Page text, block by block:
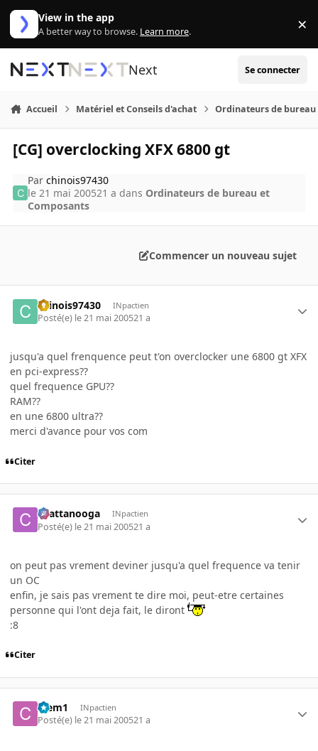
Aller au contenu
View in the app
A better way to browse. Learn more. ×
Next Se connecter
Accueil Matériel et Conseils d'achat Ordinateurs de bureau
[CG] overclocking XFX 6800 gt
Parchinois97430
le 21 mai 200521 a dans Ordinateurs de bureau et
Composants
Commencer un nouveau sujet
chinois97430 INpactien
Posté(e) le 21 mai 200521 a
jusqu'a quel frenquence peut t'on overclocker une 6800 gt XFX
en pci-express??
quel frequence GPU??
RAM??
en une 6800 ultra??
merci d'avance pour vos com
Citer
chattanooga INpactien
Posté(e) le 21 mai 200521 a
on peut pas vrement deviner jusqu'a quel frequence va tenir
un OC
enfin, je sais pas vrement te dire moi, peut-etre certaines
personne qui l'ont deja fait, le diront
:8
Citer
Clem1 INpactien
Posté(e) le 21 mai 200521 a